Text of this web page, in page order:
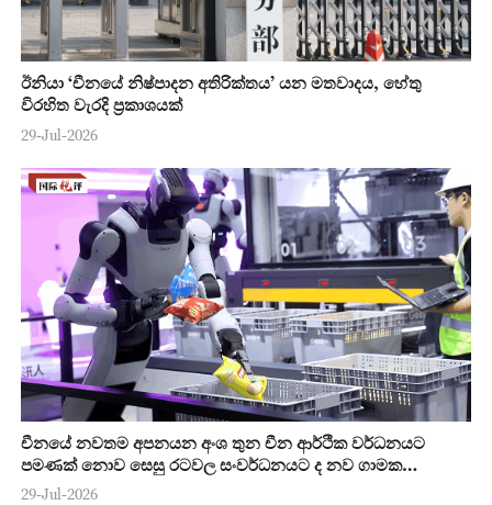
ඊනියා ‘චීනයේ නිෂ්පාදන අතිරික්තය’ යන මතවාදය, හේතු
විරහිත වැරදි ප්‍රකාශයක්
29-Jul-2026
චීනයේ නවතම අපනයන අංශ තුන චීන ආර්ථික වර්ධනයට
පමණක් නොව සෙසු රටවල සංවර්ධනයට ද නව ගාමක
ශක්තියක්
29-Jul-2026